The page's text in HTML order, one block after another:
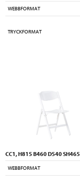
WEBBFORMAT
TRYCKFORMAT
CC1, H815 B460 D540 SH465
WEBBFORMAT